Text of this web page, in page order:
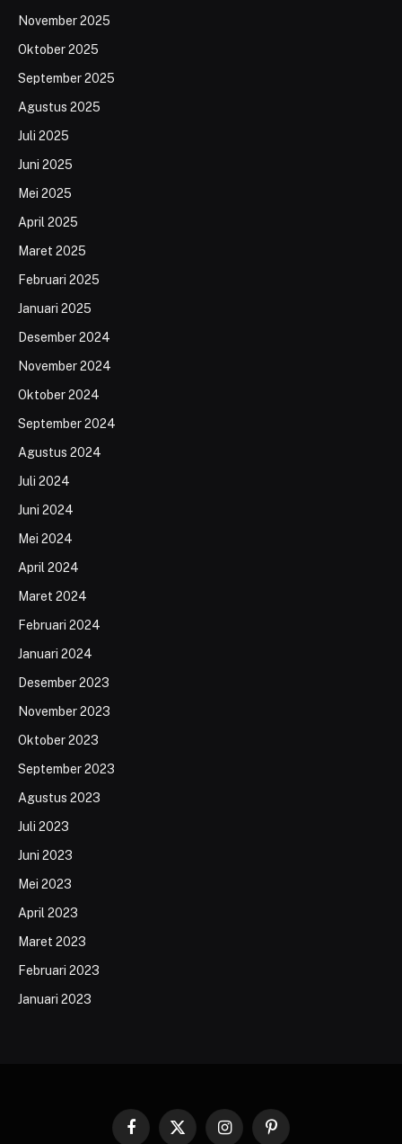
November 2025
Oktober 2025
September 2025
Agustus 2025
Juli 2025
Juni 2025
Mei 2025
April 2025
Maret 2025
Februari 2025
Januari 2025
Desember 2024
November 2024
Oktober 2024
September 2024
Agustus 2024
Juli 2024
Juni 2024
Mei 2024
April 2024
Maret 2024
Februari 2024
Januari 2024
Desember 2023
November 2023
Oktober 2023
September 2023
Agustus 2023
Juli 2023
Juni 2023
Mei 2023
April 2023
Maret 2023
Februari 2023
Januari 2023
Facebook
X InstagramPinterest